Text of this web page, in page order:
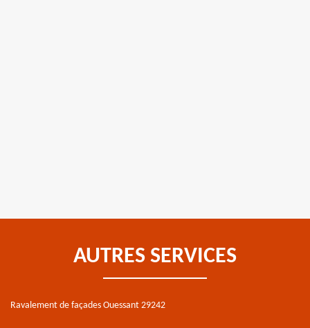
AUTRES SERVICES
Ravalement de façades Ouessant 29242